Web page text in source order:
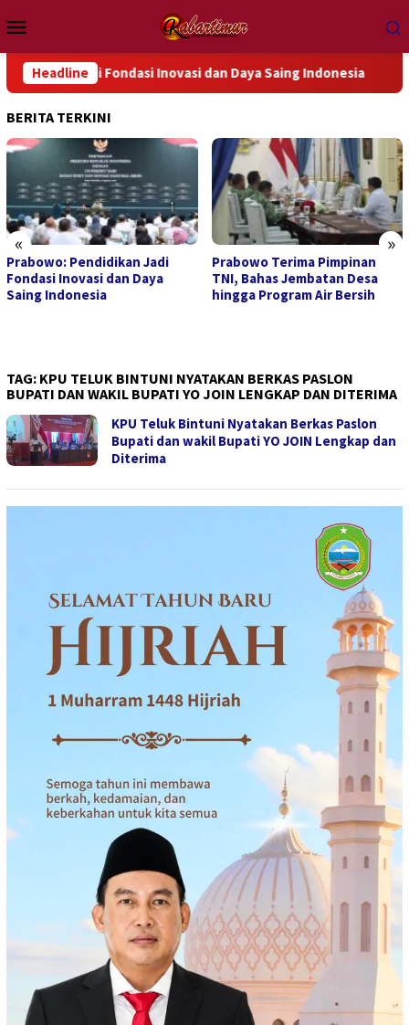
ke
kontenMobile
Headline
Jadi Fondasi Inovasi dan Daya Saing Indonesia
BERITA TERKINI
« »
Prabowo Terima Pimpinan
TNI, Bahas Jembatan Desa
hingga Program Air Bersih
Ratusan Ribu Masyarakat
Berpartisipasi dalam “War”
Undangan Upacara HUT ke-81
TAG: KPU TELUK BINTUNI NYATAKAN BERKAS PASLON
BUPATI DAN WAKIL BUPATI YO JOIN LENGKAP DAN DITERIMA
KPU Teluk Bintuni Nyatakan Berkas Paslon
Bupati dan wakil Bupati YO JOIN Lengkap dan
Diterima